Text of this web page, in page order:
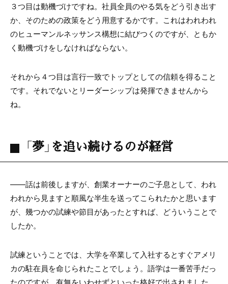
３つ目は動機づけですね。社員全員のやる気をどう引き出す
か、そのための政策をどう用意するかです。これはわれわれ
のヒューマンルネッサンス構想に結びつくのですが、ともか
く動機づけをしなければならない。
それから４つ目は言行一致でトップとしての信頼を得ること
です。それでないとリーダーシップは発揮できませんから
ね。
「夢」を追い続けるのが経営
――話は前後しますが、創業オーナーのご子息として、われ
われから見ますと順風な半生を送ってこられたかと思います
が、幾つかの試練や節目があったとすれば、どういうことで
したか。
試練ということでは、大学を卒業して入社するとすぐアメリ
カの駐在員を命じられたことでしょう。語学は一番苦手だっ